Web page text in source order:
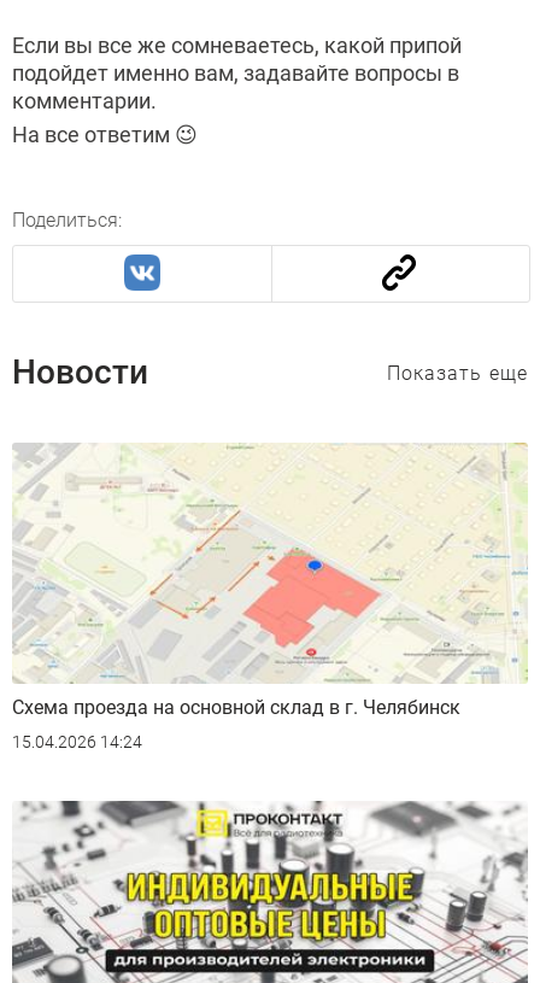
Если вы все же сомневаетесь, какой припой
подойдет именно вам, задавайте вопросы в
комментарии.
На все ответим 😉
Поделиться:
Новости Показать еще
Схема проезда на основной склад в г. Челябинск
15.04.2026 14:24